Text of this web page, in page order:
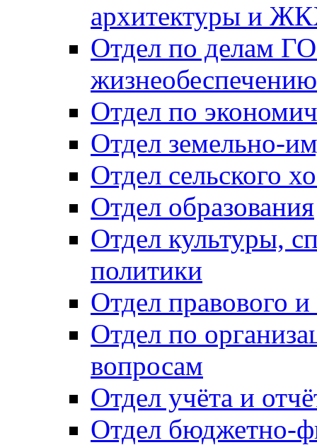
архитектуры и
Отдел по делам
Отдел по
Отдел земельно-
Отдел сельского
Отдел образования
Отдел культуры,
политики
Отдел правового
Отдел по
вопросам
Отдел учёта и
Отдел бюджетно-